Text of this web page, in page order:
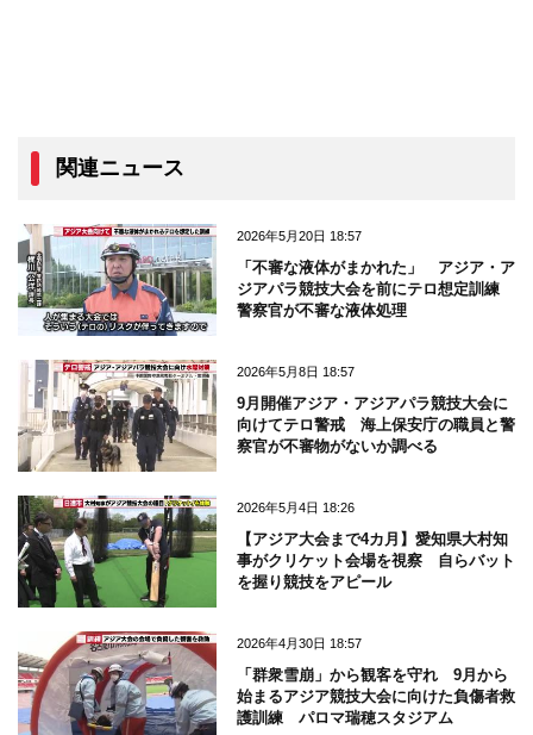
関連ニュース
2026年5月20日 18:57
「不審な液体がまかれた」 アジア・ア
ジアパラ競技大会を前にテロ想定訓練
警察官が不審な液体処理
2026年5月8日 18:57
9月開催アジア・アジアパラ競技大会に
向けてテロ警戒 海上保安庁の職員と警
察官が不審物がないか調べる
2026年5月4日 18:26
【アジア大会まで4カ月】愛知県大村知
事がクリケット会場を視察 自らバット
を握り競技をアピール
2026年4月30日 18:57
「群衆雪崩」から観客を守れ 9月から
始まるアジア競技大会に向けた負傷者救
護訓練 パロマ瑞穂スタジアム